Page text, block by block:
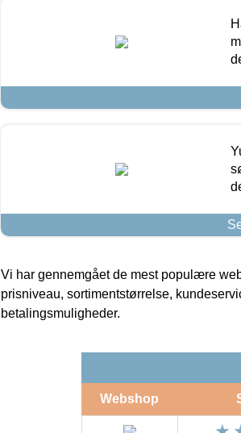
Vi har gennemgået de mest populære
prisniveau, sortimentstørrelse,
betalingsmuligheder.
Webshop